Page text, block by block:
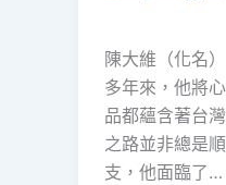
陳大維（化名
多年來，他將
品都蘊含著台
之路並非總是
支，他面臨了…